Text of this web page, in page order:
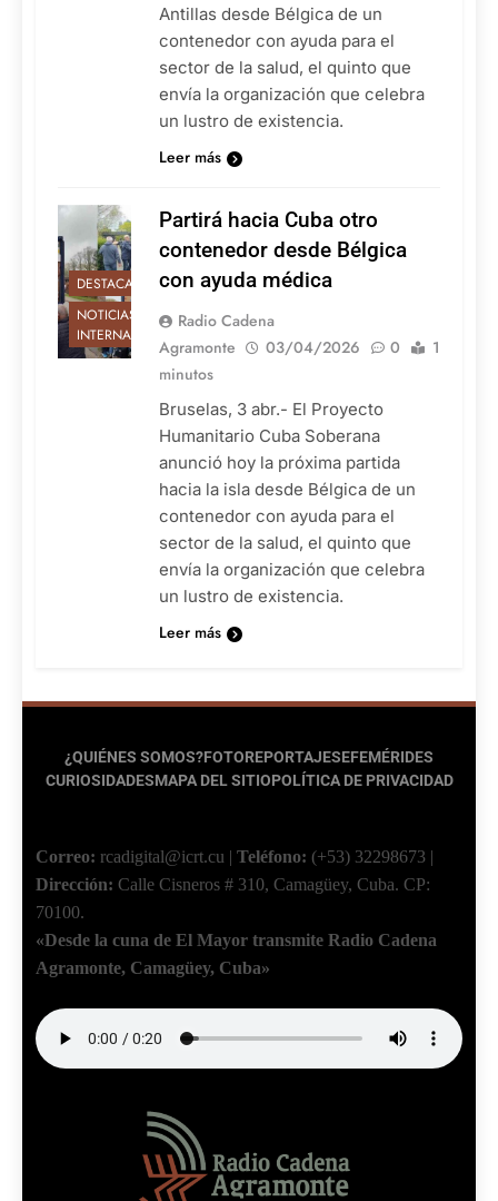
Antillas desde Bélgica de un
contenedor con ayuda para el
sector de la salud, el quinto que
envía la organización que celebra
un lustro de existencia.
Leer más
DESTACADAS
NOTICIAS
INTERNACIONALES
Partirá hacia Cuba otro
contenedor desde Bélgica
con ayuda médica
Radio Cadena
Agramonte
03/04/2026 0
1
minutos
Bruselas, 3 abr.- El Proyecto
Humanitario Cuba Soberana
anunció hoy la próxima partida
hacia la isla desde Bélgica de un
contenedor con ayuda para el
sector de la salud, el quinto que
envía la organización que celebra
un lustro de existencia.
Leer más
¿QUIÉNES SOMOS?FOTOREPORTAJESEFEMÉRIDES
CURIOSIDADESMAPA DEL SITIOPOLÍTICA DE PRIVACIDAD
Correo: rcadigital@icrt.cu | Teléfono: (+53) 32298673 |
Dirección: Calle Cisneros # 310, Camagüey, Cuba. CP:
70100.
«Desde la cuna de El Mayor transmite Radio Cadena
Agramonte, Camagüey, Cuba»